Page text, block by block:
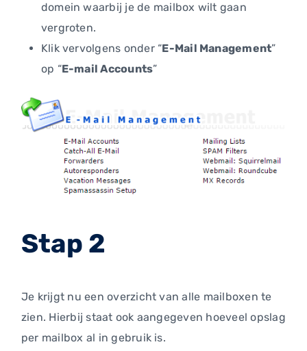
domein waarbij je de mailbox wilt gaan
vergroten.
Klik vervolgens onder “E-Mail Management”
op “E-mail Accounts”
Stap 2
Je krijgt nu een overzicht van alle mailboxen te
zien. Hierbij staat ook aangegeven hoeveel opslag
per mailbox al in gebruik is.